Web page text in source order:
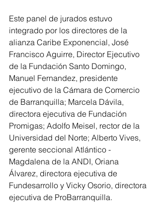
Este panel de jurados estuvo
integrado por los directores de la
alianza Caribe Exponencial, José
Francisco Aguirre, Director Ejecutivo
de la Fundación Santo Domingo,
Manuel Fernandez, presidente
ejecutivo de la Cámara de Comercio
de Barranquilla; Marcela Dávila,
directora ejecutiva de Fundación
Promigas; Adolfo Meisel, rector de la
Universidad del Norte; Alberto Vives,
gerente seccional Atlántico -
Magdalena de la ANDI, Oriana
Álvarez, directora ejecutiva de
Fundesarrollo y Vicky Osorio, directora
ejecutiva de ProBarranquilla.